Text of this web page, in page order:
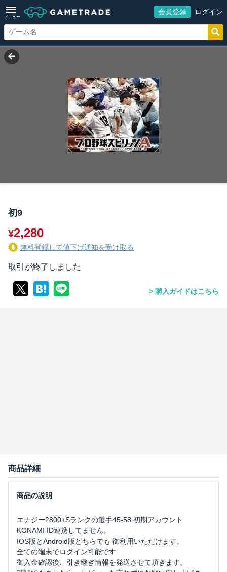
メニュー
会員登録 ログイン
初9
¥2,280
無料登録して値下げ通知を受け取る
取引が終了しました
購入ガイドはこちら
商品詳細
エナジー2800+Sランクの選手45-58 初期アカウント
KONAMI ID連携してません。
IOS版とAndroid版どちらでも 御利用いただけます。
全ての端末でログイン可能です
御入金確認後、引き継ぎ情報を発送させて頂きます。